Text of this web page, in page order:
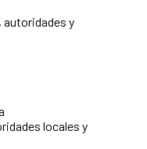
y
locales y